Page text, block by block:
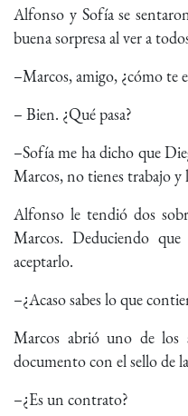
Alfonso y Sofía se
buena sorpresa al ver a
–Marcos, amigo, ¿cómo te
– Bien. ¿Qué pasa?
–Sofía me ha dicho que
Marcos, no tienes trabajo y
Alfonso le tendió dos
Marcos. Deduciendo
aceptarlo.
–¿Acaso sabes lo que
Marcos abrió uno de
documento con el sello de
–¿Es un contrato?